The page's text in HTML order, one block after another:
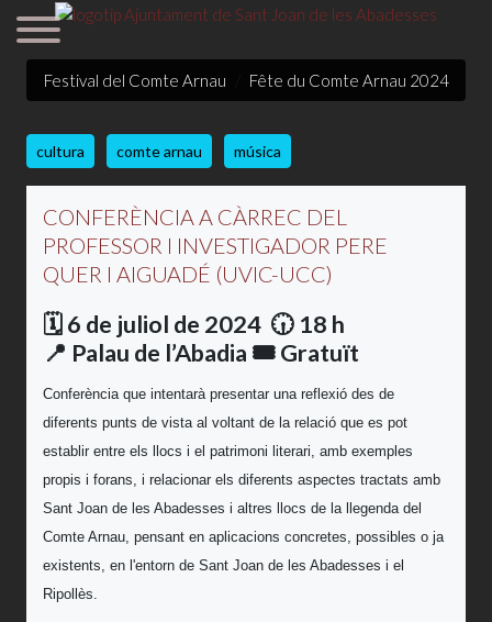
Festival del Comte Arnau Fête du Comte Arnau 2024
cultura comte arnau música
CONFERÈNCIA A CÀRREC DEL
PROFESSOR I INVESTIGADOR PERE
QUER I AIGUADÉ (UVIC-UCC)
🗓️ 6 de juliol de 2024 🕡 18 h
📍 Palau de l’Abadia 🎟️ Gratuït
Conferència que intentarà presentar una reflexió des de
diferents punts de vista al voltant de la relació que es pot
establir entre els llocs i el patrimoni literari, amb exemples
propis i forans, i relacionar els diferents aspectes tractats amb
Sant Joan de les Abadesses i altres llocs de la llegenda del
Comte Arnau, pensant en aplicacions concretes, possibles o ja
existents, en l'entorn de Sant Joan de les Abadesses i el
Ripollès.